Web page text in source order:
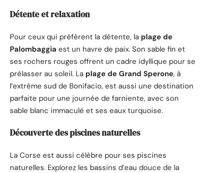
Détente et relaxation
Pour ceux qui préfèrent la détente, la plage de
Palombaggia est un havre de paix. Son sable fin et
ses rochers rouges offrent un cadre idyllique pour se
prélasser au soleil. La plage de Grand Sperone, à
l’extrême sud de Bonifacio, est aussi une destination
parfaite pour une journée de farniente, avec son
sable blanc immaculé et ses eaux turquoise.
Découverte des piscines naturelles
La Corse est aussi célèbre pour ses piscines
naturelles. Explorez les bassins d’eau douce de la